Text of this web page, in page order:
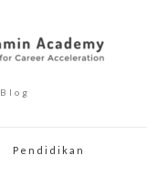
Blog
Pendidikan